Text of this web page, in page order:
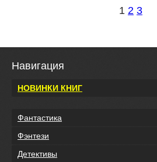
1 2 3
Навигация
НОВИНКИ КНИГ
Фантастика
Фэнтези
Детективы